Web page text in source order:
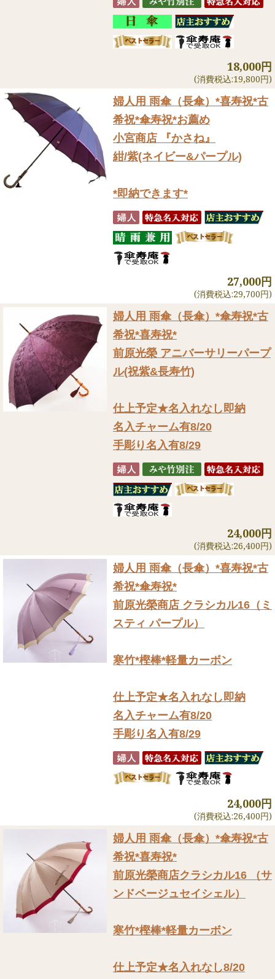
18,000円
(消費税込:19,800円)
婦人用 雨傘（長傘） *喜寿祝*古
希祝*傘寿祝*お薦め
小宮商店 『かさね』
紺/紫(ネイビー&パープル)
*即納できます*
27,000円
(消費税込:29,700円)
婦人用 雨傘（長傘） *傘寿祝*古
希祝*喜寿祝*
前原光榮 アニバーサリーパープ
ル(祝紫&長寿竹)
仕上予定★名入れなし即納
名入チャーム有8/20
手彫り名入有8/29
24,000円
(消費税込:26,400円)
婦人用 雨傘（長傘） *喜寿祝*古
希祝*傘寿祝*
前原光榮商店 クラシカル16（ミ
スティ パープル）
寒竹*樫棒*軽量カーボン
仕上予定★名入れなし即納
名入チャーム有8/20
手彫り名入有8/29
24,000円
(消費税込:26,400円)
婦人用 雨傘（長傘） *傘寿祝*古
希祝*喜寿祝*
前原光榮商店クラシカル16 （サ
ンドベージュセイシェル）
寒竹*樫棒*軽量カーボン
仕上予定★名入れなし8/20